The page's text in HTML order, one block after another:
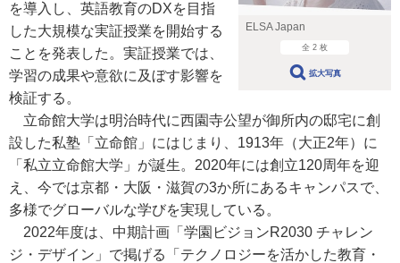
ELSA Japan
全 2 枚
拡大写真
を導入し、英語教育のDXを目指
した大規模な実証授業を開始する
ことを発表した。実証授業では、
学習の成果や意欲に及ぼす影響を
検証する。
立命館大学は明治時代に西園寺公望が御所内の邸宅に創
設した私塾「立命館」にはじまり、1913年（大正2年）に
「私立立命館大学」が誕生。2020年には創立120周年を迎
え、今では京都・大阪・滋賀の3か所にあるキャンパスで、
多様でグローバルな学びを実現している。
2022年度は、中期計画「学園ビジョンR2030 チャレン
ジ・デザイン」で掲げる「テクノロジーを活かした教育・